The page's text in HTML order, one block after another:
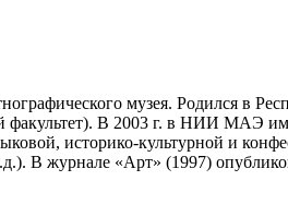
музея. Родился в
факультет). В 2003 г. в НИИ МАЭ
историко-культурной и
В журнале «Арт» (1997)